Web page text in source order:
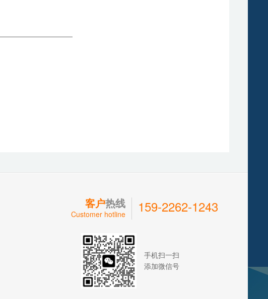
客户热线
Customer hotline 159-2262-1243
手机扫一扫
添加微信号